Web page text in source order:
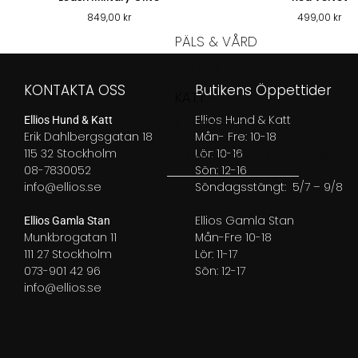
PÄLS & VÅRD
KATT
KATTFODER
TORRFODER KATT
849,00 kr 499,00 kr
KONTAKTA OSS
Ellios Hund & Katt
Erik Dahlbergsgatan 18
115 32 Stockholm
08-7830052
info@ellios.se
Ellios Gamla Stan
Munkbrogatan 11
111 27 Stockholm
073-901 42 96
info@ellios.se
Butikens Öppettider
Ellios Hund & Katt
Mån- Fre: 10-18
Lör: 10-16
Sön: 12-16
Söndagsstängt: 5/7 – 9/8
Ellios Gamla Stan
Mån-Fre 10-18
Lör: 11-17
Sön: 12-17